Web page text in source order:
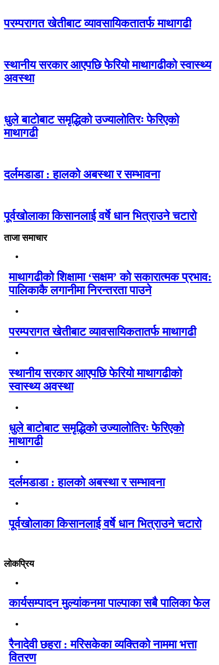
परम्परागत खेतीबाट व्यावसायिकतातर्फ माथागढी
स्थानीय सरकार आएपछि फेरियो माथागढीको स्वास्थ्य
अवस्था
धुले बाटोबाट समृद्धिको उज्यालोतिरः फेरिएको
माथागढी
दर्लमडाडा : हालको अबस्था र सम्भावना
पूर्वखोलाका किसानलाई वर्षे धान भित्राउने चटारो
ताजा समाचार
माथागढीको शिक्षामा ‘सक्षम’ को सकारात्मक प्रभाव:
पालिकाकै लगानीमा निरन्तरता पाउने
परम्परागत खेतीबाट व्यावसायिकतातर्फ माथागढी
स्थानीय सरकार आएपछि फेरियो माथागढीको
स्वास्थ्य अवस्था
धुले बाटोबाट समृद्धिको उज्यालोतिरः फेरिएको
माथागढी
दर्लमडाडा : हालको अबस्था र सम्भावना
पूर्वखोलाका किसानलाई वर्षे धान भित्राउने चटारो
लोकप्रिय
कार्यसम्पादन मुल्यांकनमा पाल्पाका सबै पालिका फेल
रैनादेवी छहरा : मरिसकेका व्यक्तिको नाममा भत्ता
वितरण